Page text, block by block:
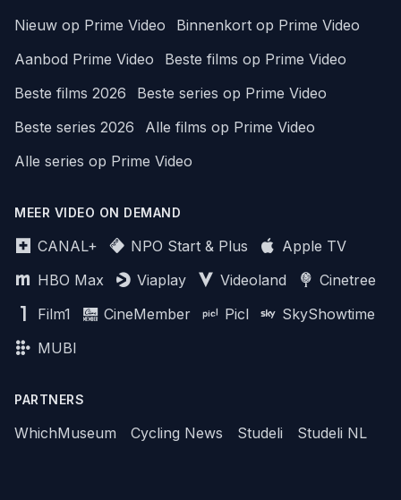
Nieuw op Prime Video
Binnenkort op Prime Video
Aanbod Prime Video
Beste films op Prime Video
Beste films 2026
Beste series op Prime Video
Beste series 2026
Alle films op Prime Video
Alle series op Prime Video
MEER VIDEO ON DEMAND
CANAL+ NPO Start & Plus
Apple TV
HBO Max
Viaplay Videoland
Cinetree
Film1
CineMember Picl
SkyShowtime
MUBI
PARTNERS
WhichMuseum Cycling News Studeli Studeli NL